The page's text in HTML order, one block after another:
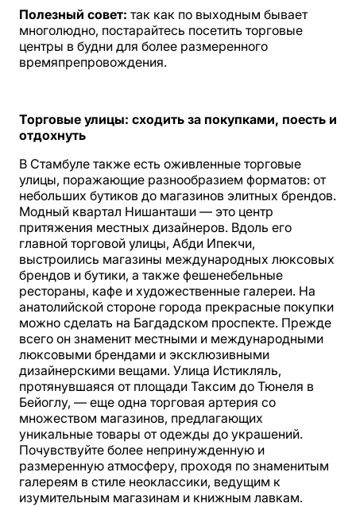
Полезный совет: так как по выходным бывает
многолюдно, постарайтесь посетить торговые
центры в будни для более размеренного
времяпрепровождения.
Торговые улицы: сходить за покупками, поесть и
отдохнуть
В Стамбуле также есть оживленные торговые
улицы, поражающие разнообразием форматов: от
небольших бутиков до магазинов элитных брендов.
Модный квартал Нишанташи — это центр
притяжения местных дизайнеров. Вдоль его
главной торговой улицы, Абди Ипекчи,
выстроились магазины международных люксовых
брендов и бутики, а также фешенебельные
рестораны, кафе и художественные галереи. На
анатолийской стороне города прекрасные покупки
можно сделать на Багдадском проспекте. Прежде
всего он знаменит местными и международными
люксовыми брендами и эксклюзивными
дизайнерскими вещами. Улица Истикляль,
протянувшаяся от площади Таксим до Тюнеля в
Бейоглу, — еще одна торговая артерия со
множеством магазинов, предлагающих
уникальные товары от одежды до украшений.
Почувствуйте более непринужденную и
размеренную атмосферу, проходя по знаменитым
галереям в стиле неоклассики, ведущим к
изумительным магазинам и книжным лавкам.